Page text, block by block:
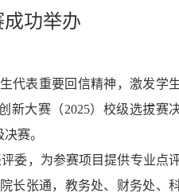
功举办
代表重要回信精神，激发学
新大赛（2025）校级选拔赛
赛。
委，为参赛项目提供专业点
长张通，教务处、财务处、